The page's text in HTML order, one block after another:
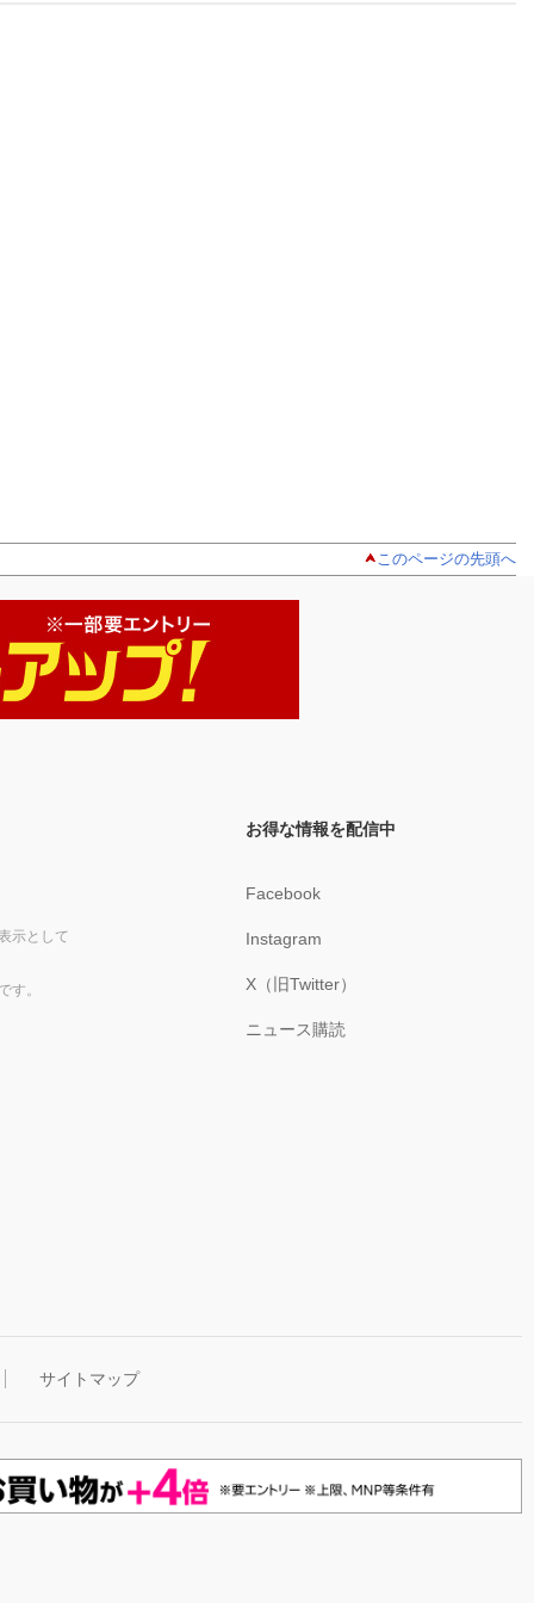
このページの先頭へ
示として
す。
お得な情報を配信中
Facebook
Instagram
X（旧Twitter）
ニュース購読
サイトマップ